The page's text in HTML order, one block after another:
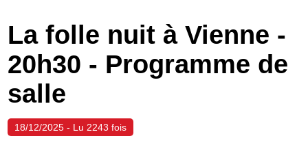
Economie
Services
Contacts
La folle nuit à Vienne -
20h30 - Programme de
salle
18/12/2025 - Lu 2243 fois